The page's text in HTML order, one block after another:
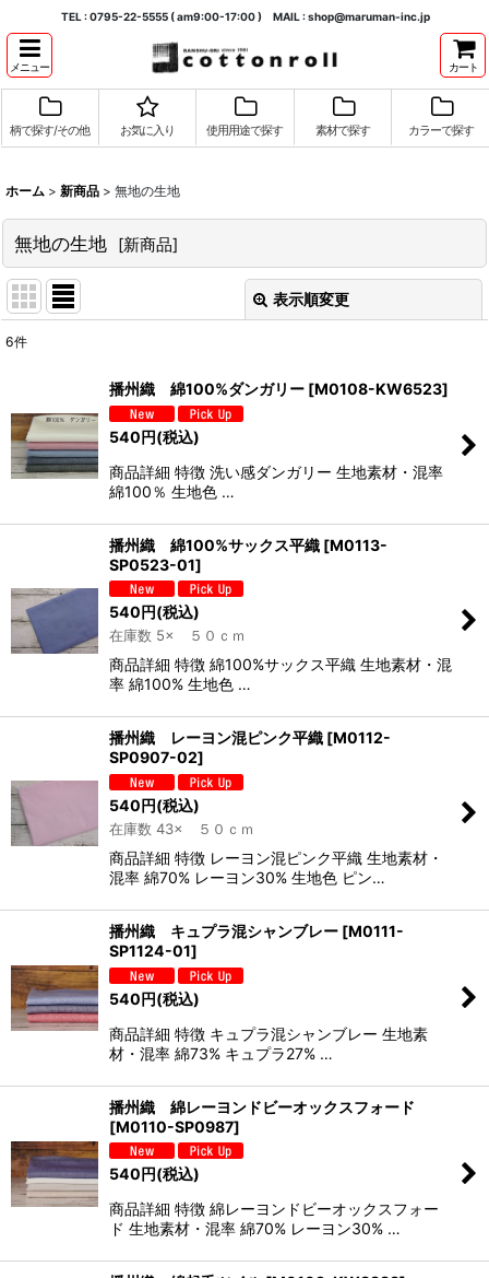
TEL : 0795-22-5555 ( am9:00-17:00 ) MAIL : shop@maruman-inc.jp
メニュー カート
柄で探す/その他 お気に入り 使用用途で探す 素材で探す カラーで探す
ホーム > 新商品 > 無地の生地
無地の生地 [新商品]
表示順変更
並び順:
絞り込む
6件
播州織 綿100%ダンガリー [M0108-KW6523]
540円(税込)
商品詳細 特徴 洗い感ダンガリー 生地素材・混率
綿100％ 生地色 …
播州織 綿100%サックス平織 [M0113-
SP0523-01]
540円(税込)
在庫数 5× ５０ｃｍ
商品詳細 特徴 綿100%サックス平織 生地素材・混
率 綿100% 生地色 …
播州織 レーヨン混ピンク平織 [M0112-
SP0907-02]
540円(税込)
在庫数 43× ５０ｃｍ
商品詳細 特徴 レーヨン混ピンク平織 生地素材・
混率 綿70% レーヨン30% 生地色 ピン…
播州織 キュプラ混シャンブレー [M0111-
SP1124-01]
540円(税込)
商品詳細 特徴 キュプラ混シャンブレー 生地素
材・混率 綿73% キュプラ27% …
播州織 綿レーヨンドビーオックスフォード
[M0110-SP0987]
540円(税込)
商品詳細 特徴 綿レーヨンドビーオックスフォー
ド 生地素材・混率 綿70% レーヨン30% …